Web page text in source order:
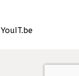
YouIT.be